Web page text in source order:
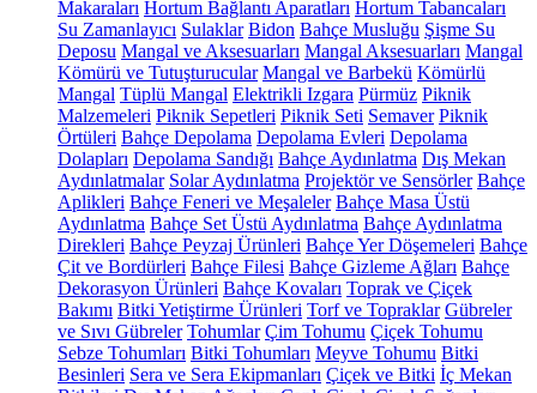
Makaraları Hortum Bağlantı Aparatları Hortum Tabancaları
Su Zamanlayıcı Sulaklar Bidon Bahçe Musluğu Şişme Su
Deposu Mangal ve Aksesuarları Mangal Aksesuarları Mangal
Kömürü ve Tutuşturucular Mangal ve Barbekü Kömürlü
Mangal Tüplü Mangal Elektrikli Izgara Pürmüz Piknik
Malzemeleri Piknik Sepetleri Piknik Seti Semaver Piknik
Örtüleri Bahçe Depolama Depolama Evleri Depolama
Dolapları Depolama Sandığı Bahçe Aydınlatma Dış Mekan
Aydınlatmalar Solar Aydınlatma Projektör ve Sensörler Bahçe
Aplikleri Bahçe Feneri ve Meşaleler Bahçe Masa Üstü
Aydınlatma Bahçe Set Üstü Aydınlatma Bahçe Aydınlatma
Direkleri Bahçe Peyzaj Ürünleri Bahçe Yer Döşemeleri Bahçe
Çit ve Bordürleri Bahçe Filesi Bahçe Gizleme Ağları Bahçe
Dekorasyon Ürünleri Bahçe Kovaları Toprak ve Çiçek
Bakımı Bitki Yetiştirme Ürünleri Torf ve Topraklar Gübreler
ve Sıvı Gübreler Tohumlar Çim Tohumu Çiçek Tohumu
Sebze Tohumları Bitki Tohumları Meyve Tohumu Bitki
Besinleri Sera ve Sera Ekipmanları Çiçek ve Bitki İç Mekan